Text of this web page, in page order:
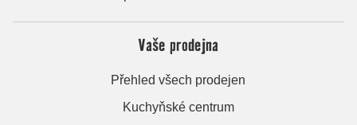
Vaše prodejna
Přehled všech prodejen
Kuchyňské centrum